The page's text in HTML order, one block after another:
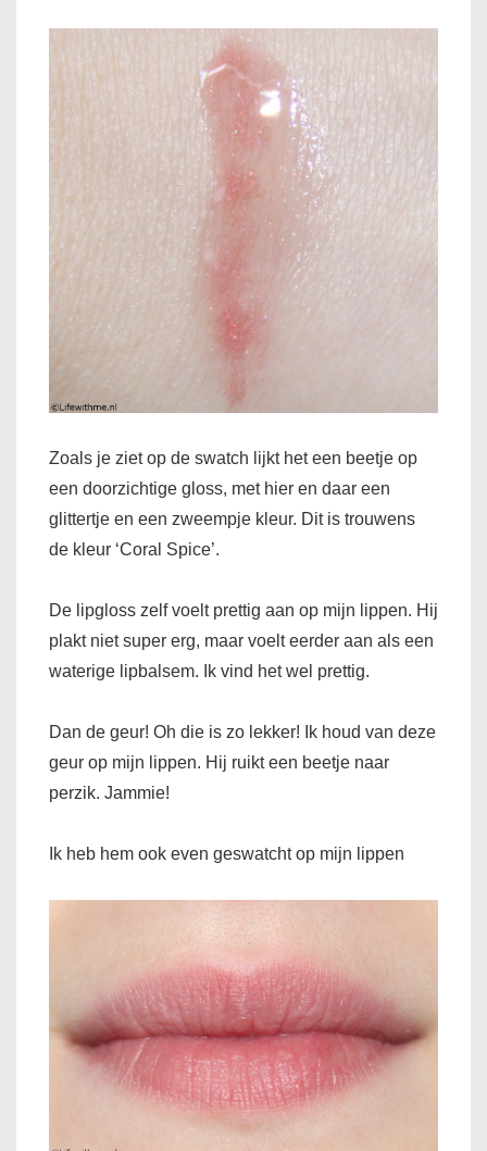
Zoals je ziet op de swatch lijkt het een beetje op
een doorzichtige gloss, met hier en daar een
glittertje en een zweempje kleur. Dit is trouwens
de kleur ‘Coral Spice’.
De lipgloss zelf voelt prettig aan op mijn lippen. Hij
plakt niet super erg, maar voelt eerder aan als een
waterige lipbalsem. Ik vind het wel prettig.
Dan de geur! Oh die is zo lekker! Ik houd van deze
geur op mijn lippen. Hij ruikt een beetje naar
perzik. Jammie!
Ik heb hem ook even geswatcht op mijn lippen